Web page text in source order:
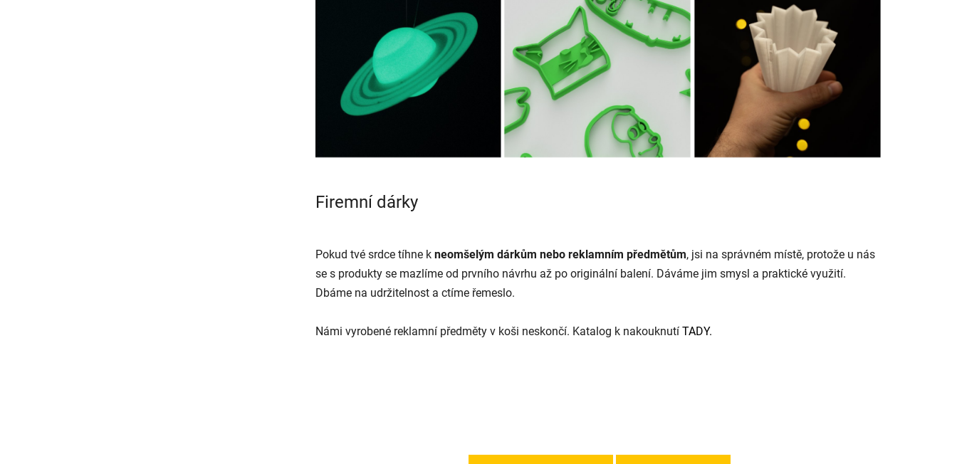
Firemní dárky
Pokud tvé srdce tíhne k neomšelým dárkům nebo reklamním předmětům, jsi na správném místě, protože u nás
se s produkty se mazlíme od prvního návrhu až po originální balení. Dáváme jim smysl a praktické využití.
Dbáme na udržitelnost a ctíme řemeslo.
Námi vyrobené reklamní předměty v koši neskončí. Katalog k nakouknutí TADY.